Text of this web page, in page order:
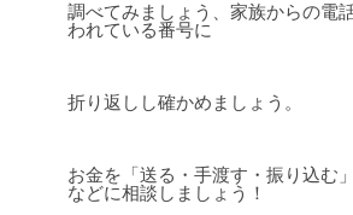
調べてみましょう、家族からの電
われている番号に
折り返しし確かめましょう。
お金を「送る・手渡す・振り込む
などに相談しましょう！